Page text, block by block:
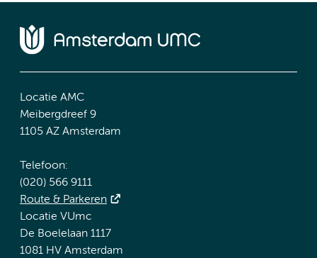
Locatie AMC
Meibergdreef 9
1105 AZ Amsterdam
Telefoon:
(020) 566 9111
Route & Parkeren
Locatie VUmc
De Boelelaan 1117
1081 HV Amsterdam